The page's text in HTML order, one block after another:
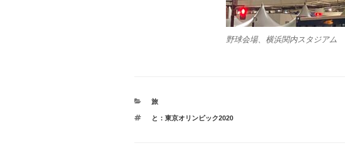
野球会場、横浜関内スタジアム
カ
ゴ
旅
タ
と：東京オリンピック2020